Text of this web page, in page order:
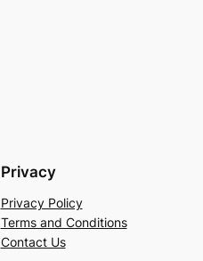
Privacy
Privacy Policy
Terms and Conditions
Contact Us